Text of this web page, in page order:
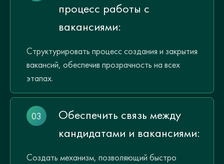
процесс работы с
вакансиями:
Структурировать процесс создания и закрытия
вакансий, обеспечив прозрачность на всех
этапах.
Обеспечить связь между
кандидатами и вакансиями:
Создать механизм, позволяющий быстро